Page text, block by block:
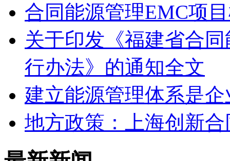
合同能源管理EMC项
关于印发《福建省合
行办法》的通知全文
建立能源管理体系是
地方政策：上海创新